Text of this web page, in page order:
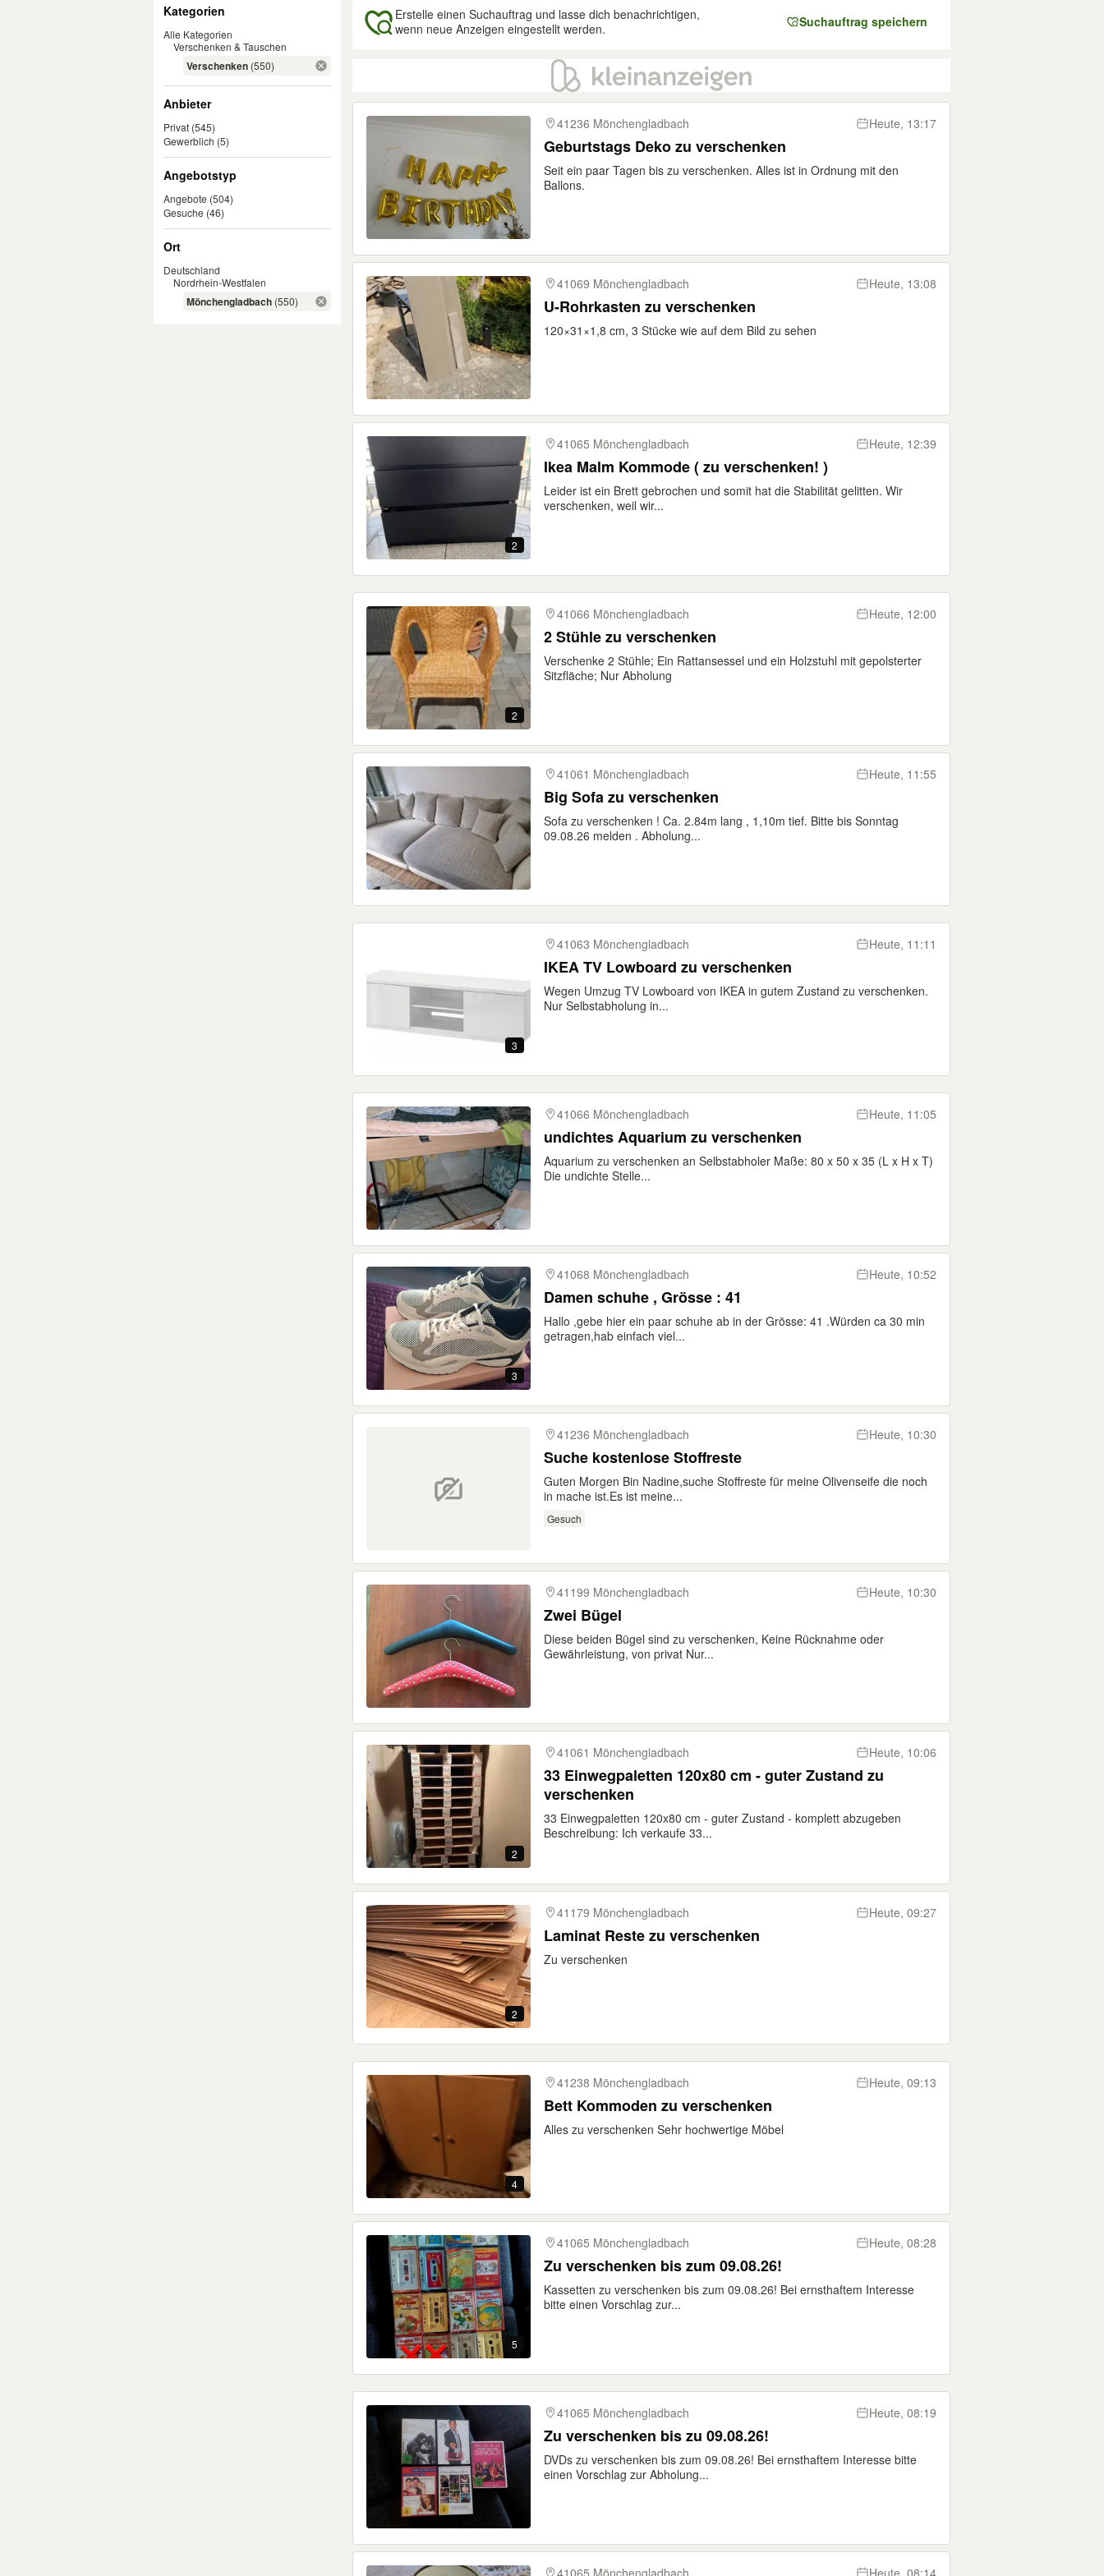
Kategorien
Alle Kategorien
Verschenken & Tauschen
Verschenken (550)
Anbieter
Privat (545)
Gewerblich (5)
Angebotstyp
Angebote (504)
Gesuche (46)
Ort
Deutschland
Nordrhein-Westfalen
Mönchengladbach (550)
Erstelle einen Suchauftrag und lasse dich benachrichtigen,
wenn neue Anzeigen eingestellt werden.
Suchauftrag speichern
Ergebnisse
41236 Mönchengladbach
Heute, 13:17
Geburtstags Deko zu verschenken
Seit ein paar Tagen bis zu verschenken. Alles ist in Ordnung mit den
Ballons.
41069 Mönchengladbach Heute, 13:08
U-Rohrkasten zu verschenken
120×31×1,8 cm, 3 Stücke wie auf dem Bild zu sehen
2
41065 Mönchengladbach Heute, 12:39
Ikea Malm Kommode ( zu verschenken! )
Leider ist ein Brett gebrochen und somit hat die Stabilität gelitten. Wir
verschenken, weil wir...
2
41066 Mönchengladbach Heute, 12:00
2 Stühle zu verschenken
Verschenke 2 Stühle; Ein Rattansessel und ein Holzstuhl mit gepolsterter
Sitzfläche; Nur Abholung
41061 Mönchengladbach Heute, 11:55
Big Sofa zu verschenken
Sofa zu verschenken ! Ca. 2.84m lang , 1,10m tief. Bitte bis Sonntag
09.08.26 melden . Abholung...
3
41063 Mönchengladbach Heute, 11:11
IKEA TV Lowboard zu verschenken
Wegen Umzug TV Lowboard von IKEA in gutem Zustand zu verschenken.
Nur Selbstabholung in...
41066 Mönchengladbach Heute, 11:05
undichtes Aquarium zu verschenken
Aquarium zu verschenken an Selbstabholer Maße: 80 x 50 x 35 (L x H x T)
Die undichte Stelle...
3
41068 Mönchengladbach Heute, 10:52
Damen schuhe , Grösse : 41
Hallo ,gebe hier ein paar schuhe ab in der Grösse: 41 .Würden ca 30 min
getragen,hab einfach viel...
41236 Mönchengladbach Heute, 10:30
Suche kostenlose Stoffreste
Guten Morgen Bin Nadine,suche Stoffreste für meine Olivenseife die noch
in mache ist.Es ist meine...
Gesuch
41199 Mönchengladbach Heute, 10:30
Zwei Bügel
Diese beiden Bügel sind zu verschenken, Keine Rücknahme oder
Gewährleistung, von privat Nur...
2
41061 Mönchengladbach Heute, 10:06
33 Einwegpaletten 120x80 cm - guter Zustand zu
verschenken
33 Einwegpaletten 120x80 cm - guter Zustand - komplett abzugeben
Beschreibung: Ich verkaufe 33...
2
41179 Mönchengladbach Heute, 09:27
Laminat Reste zu verschenken
Zu verschenken
4
41238 Mönchengladbach Heute, 09:13
Bett Kommoden zu verschenken
Alles zu verschenken Sehr hochwertige Möbel
5
41065 Mönchengladbach Heute, 08:28
Zu verschenken bis zum 09.08.26!
Kassetten zu verschenken bis zum 09.08.26! Bei ernsthaftem Interesse
bitte einen Vorschlag zur...
41065 Mönchengladbach Heute, 08:19
Zu verschenken bis zu 09.08.26!
DVDs zu verschenken bis zum 09.08.26! Bei ernsthaftem Interesse bitte
einen Vorschlag zur Abholung...
41065 Mönchengladbach Heute, 08:14